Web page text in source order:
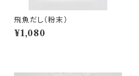
飛魚だし（粉末）
¥1,080